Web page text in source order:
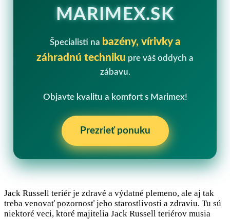
MARIMEX.SK
Špecialisti na bazény, vírivky a
záhradnú techniku pre váš oddych a
zábavu.
Objavte kvalitu a komfort s Marimex!
Prezrieť ponuku
Jack Russell teriér je zdravé a výdatné plemeno, ale aj tak
treba venovať pozornosť jeho starostlivosti a zdraviu. Tu sú
niektoré veci, ktoré majitelia Jack Russell teriérov musia